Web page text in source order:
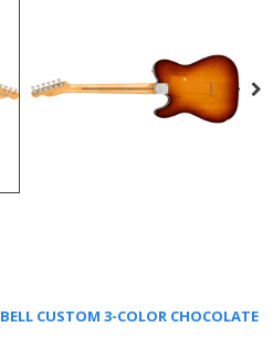
CUSTOM 3-COLOR CHOCOLATE